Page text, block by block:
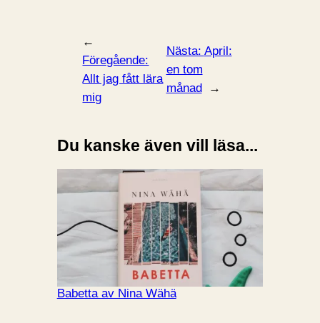
←
Föregående:
Allt jag fått lära
mig
Nästa: April:
en tom
månad
→
Du kanske även vill läsa...
Babetta av Nina Wähä